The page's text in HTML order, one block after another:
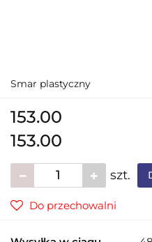
Smar plastyczny
153.00
153.00
szt.
Do przechowalni